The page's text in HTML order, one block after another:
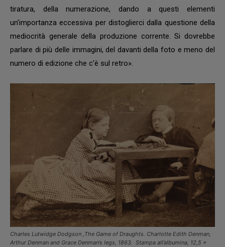
tiratura, della numerazione, dando a questi elementi
un’importanza eccessiva per distoglierci dalla questione della
mediocrità generale della produzione corrente. Si dovrebbe
parlare di più delle immagini, del davanti della foto e meno del
numero di edizione che c’è sul retro».
Charles Lutwidge Dodgson ,The Game of Draughts. Charlotte Edith Denman,
Arthur Denman and Grace Denman’s legs, 1863. Stampa all’albumina, 12,5 x